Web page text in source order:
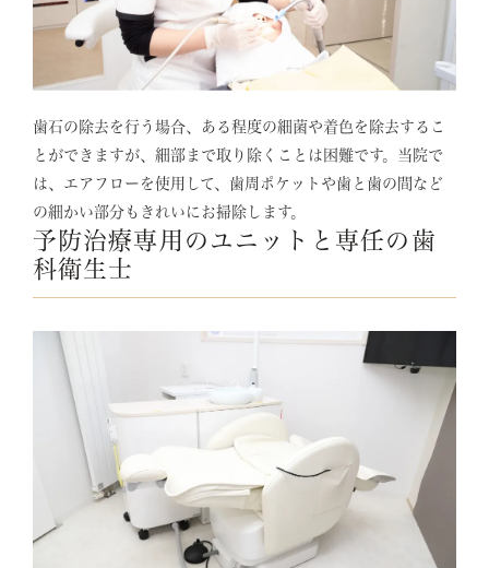
歯石の除去を行う場合、ある程度の細菌や着色を除去するこ
とができますが、細部まで取り除くことは困難です。当院で
は、エアフローを使用して、歯周ポケットや歯と歯の間など
の細かい部分もきれいにお掃除します。
予防治療専用のユニットと専任の歯
科衛生士